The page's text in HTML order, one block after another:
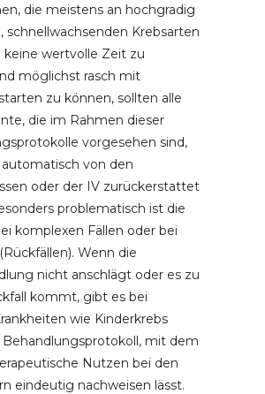
die meistens an hochgradig
schnellwachsenden Krebsarten
keine wertvolle Zeit zu
möglichst rasch mit
zu können, sollten alle
die im Rahmen dieser
vorgesehen sind,
von den
oder der IV zurückerstattet
problematisch ist die
komplexen Fällen oder bei
Wenn die
nicht anschlägt oder es zu
kommt, gibt es bei
wie Kinderkrebs
mit dem
Nutzen bei den
eindeutig nachweisen lässt.